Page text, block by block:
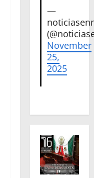
—
November
25,
2025